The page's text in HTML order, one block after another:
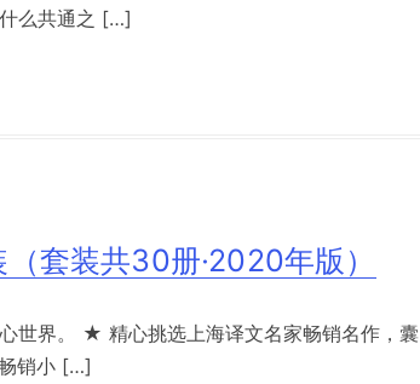
么共通之 […]
套装共30册·2020年版）
世界。 ★ 精心挑选上海译文名家畅销名作，囊
销小 […]